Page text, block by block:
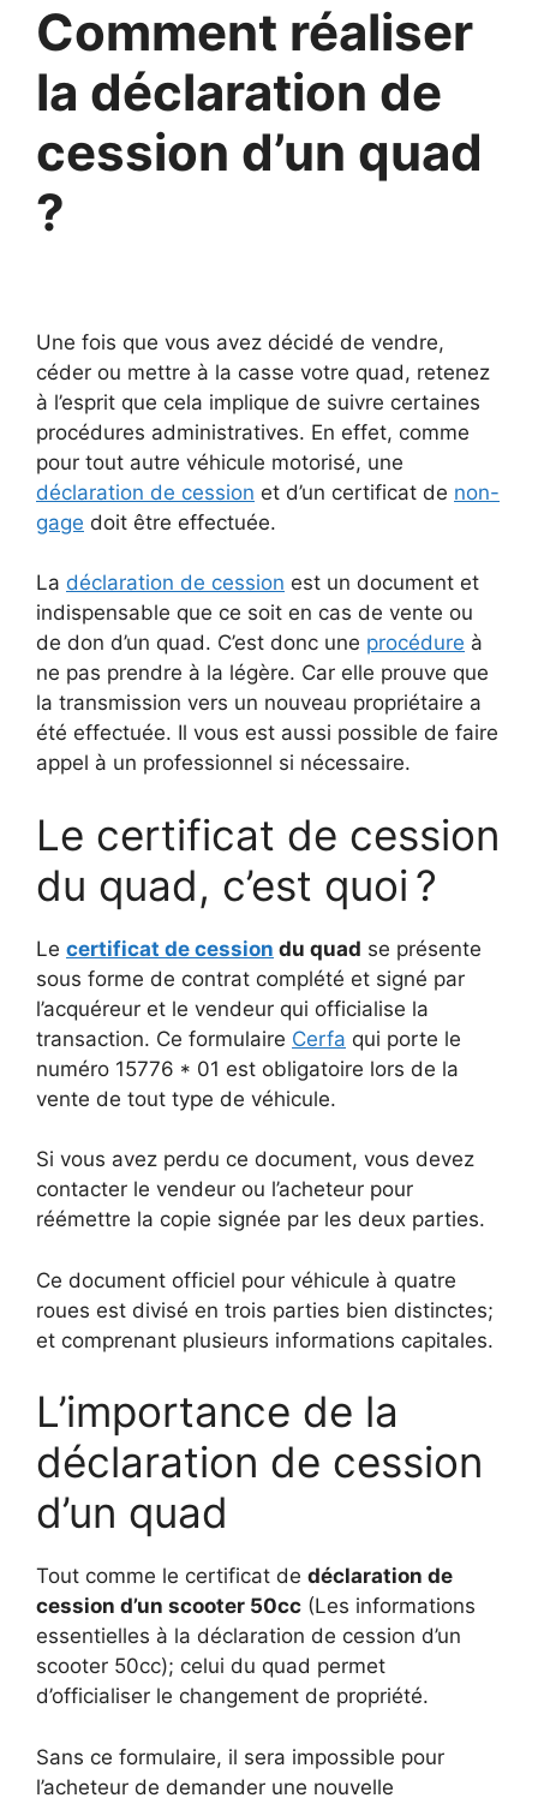
Comment réaliser
la déclaration de
cession d’un quad
?
Une fois que vous avez décidé de vendre,
céder ou mettre à la casse votre quad, retenez
à l’esprit que cela implique de suivre certaines
procédures administratives. En effet, comme
pour tout autre véhicule motorisé, une
déclaration de cession et d’un certificat de non-
gage doit être effectuée.
La déclaration de cession est un document et
indispensable que ce soit en cas de vente ou
de don d’un quad. C’est donc une procédure à
ne pas prendre à la légère. Car elle prouve que
la transmission vers un nouveau propriétaire a
été effectuée. Il vous est aussi possible de faire
appel à un professionnel si nécessaire.
Le certificat de cession
du quad, c’est quoi ?
Le certificat de cession du quad se présente
sous forme de contrat complété et signé par
l’acquéreur et le vendeur qui officialise la
transaction. Ce formulaire Cerfa qui porte le
numéro 15776 * 01 est obligatoire lors de la
vente de tout type de véhicule.
Si vous avez perdu ce document, vous devez
contacter le vendeur ou l’acheteur pour
réémettre la copie signée par les deux parties.
Ce document officiel pour véhicule à quatre
roues est divisé en trois parties bien distinctes;
et comprenant plusieurs informations capitales.
L’importance de la
déclaration de cession
d’un quad
Tout comme le certificat de déclaration de
cession d’un scooter 50cc (Les informations
essentielles à la déclaration de cession d’un
scooter 50cc); celui du quad permet
d’officialiser le changement de propriété.
Sans ce formulaire, il sera impossible pour
l’acheteur de demander une nouvelle